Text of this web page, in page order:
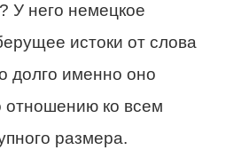
У него немецкое
истоки от слова
долго именно оно
отношению ко всем
размера.